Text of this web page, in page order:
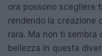
ora possono scegliere
rendendo la creazione
rara. Ma non ti sembra
bellezza in questa